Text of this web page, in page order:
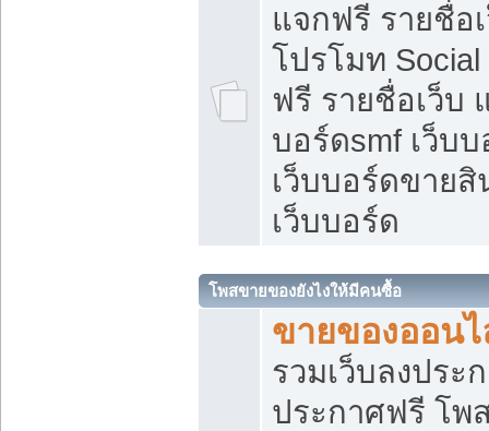
แจกฟรี รายชื่อ
โปรโมท
ฟรี รายชื่อเว็บ
บอร์ดsmf เว็บ
เว็บบอร์ดขาย
เว็บบอร์ด
โพสขายของยังไงให้มีคนซื้อ
ขายของออน
รวมเว็บลงประ
ประกาศฟรี โพ